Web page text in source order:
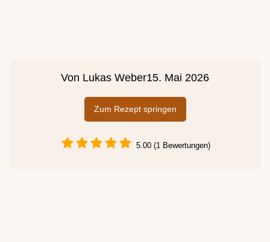
Von Lukas Weber15. Mai 2026
Zum Rezept springen
5.00 (1 Bewertungen)